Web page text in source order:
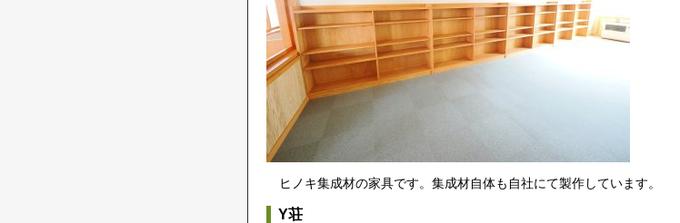
ヒノキ集成材の家具です。集成材自体も自社にて製作しています。
Y荘